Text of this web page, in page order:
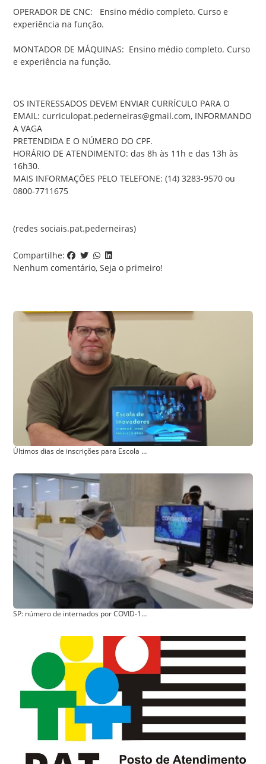
OPERADOR DE CNC:   Ensino médio completo. Curso e
experiência na função.
MONTADOR DE MÁQUINAS:  Ensino médio completo. Curso
e experiência na função.
OS INTERESSADOS DEVEM ENVIAR CURRÍCULO PARA O
EMAIL: curriculopat.pederneiras@gmail.com, INFORMANDO
A VAGA
PRETENDIDA E O NÚMERO DO CPF.
HORÁRIO DE ATENDIMENTO: das 8h às 11h e das 13h às
16h30.
MAIS INFORMAÇÕES PELO TELEFONE: (14) 3283-9570 ou
0800-7711675
(redes sociais.pat.pederneiras)
Compartilhe:
Nenhum comentário, Seja o primeiro!
Últimos dias de inscrições para Escola de Inovadores
SP: número de internados por COVID-19 no estado cai para menos de 10 mil